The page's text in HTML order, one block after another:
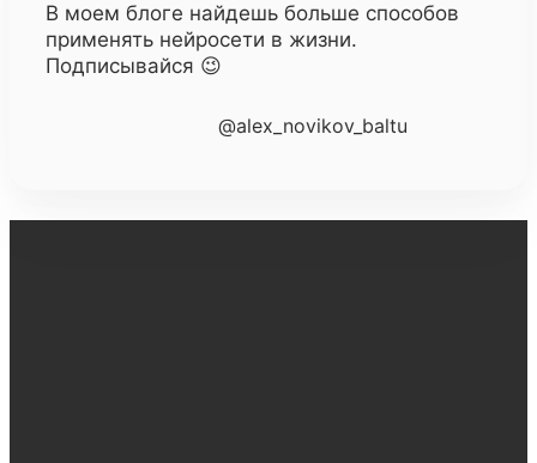
В моем блоге найдешь больше способов
применять нейросети в жизни.
Подписывайся 😉
@alex_novikov_baltu